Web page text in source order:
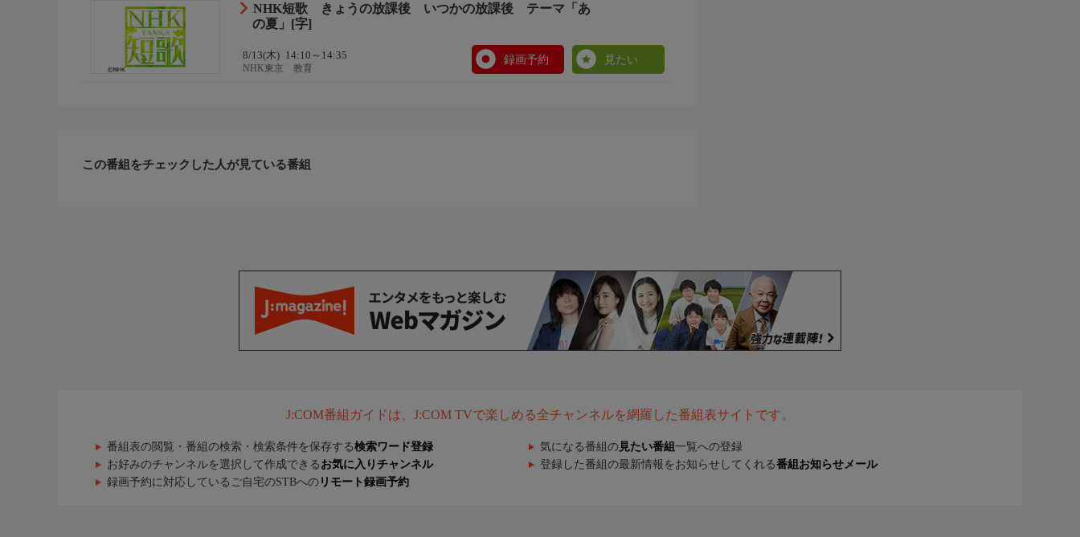
NHK短歌 きょうの放課後 いつかの放課後 テーマ「あ
の夏」[字]
8/13(木) 14:10～14:35
NHK東京 教育
録画予約 見たい
この番組をチェックした人が見ている番組
J:COM番組ガイドは、J:COM TVで楽しめる全チャンネルを網羅した番組表サイトです。
番組表の閲覧・番組の検索・検索条件を保存する検索ワード登録 気になる番組の 見たい番組 一覧への登録
お好みのチャンネルを選択して作成できる お気に入りチャンネル 登録した番組の最新情報をお知らせしてくれる番組お知らせメール
録画予約に対応しているご自宅のSTBへの リモート録画予約